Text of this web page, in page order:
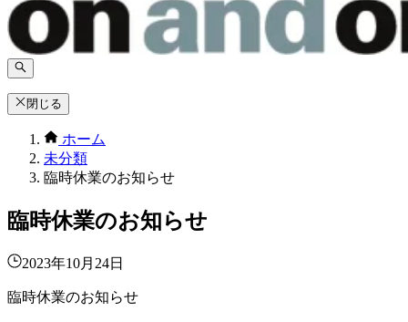
閉じる
ホーム
未分類
臨時休業のお知らせ
臨時休業のお知らせ
2023年10月24日
臨時休業のお知らせ